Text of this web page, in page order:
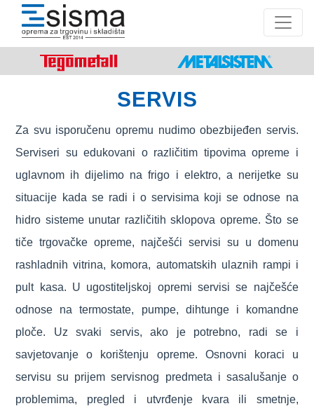
SERVIS
Za svu isporučenu opremu nudimo obezbijeđen servis.
Serviseri su edukovani o različitim tipovima opreme i
uglavnom ih dijelimo na frigo i elektro, a nerijetke su
situacije kada se radi i o servisima koji se odnose na
hidro sisteme unutar različitih sklopova opreme. Što se
tiče trgovačke opreme, najčešći servisi su u domenu
rashladnih vitrina, komora, automatskih ulaznih rampi i
pult kasa. U ugostiteljskoj opremi servisi se najčešće
odnose na termostate, pumpe, dihtunge i komandne
ploče. Uz svaki servis, ako je potrebno, radi se i
savjetovanje o korištenju opreme. Osnovni koraci u
servisu su prijem servisnog predmeta i sasalušanje o
problemima, pregled i utvrđenje kvara ili smetnje,